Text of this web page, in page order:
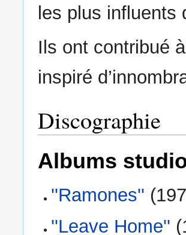
les plus influents
Ils ont contribué
inspiré
Discographie
Albums
''Ramones''
''Leave Home''